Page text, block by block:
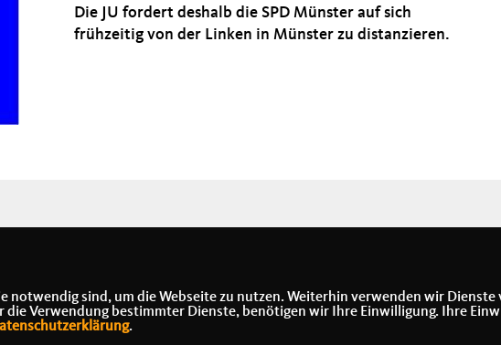
Die JU fordert deshalb die SPD Münster auf sich
frühzeitig von der Linken in Münster zu distanzieren.
notwendig sind, um die Webseite zu nutzen. Weiterhin verwenden wir
die Verwendung bestimmter Dienste, benötigen wir Ihre Einwilligung. Ihre
.